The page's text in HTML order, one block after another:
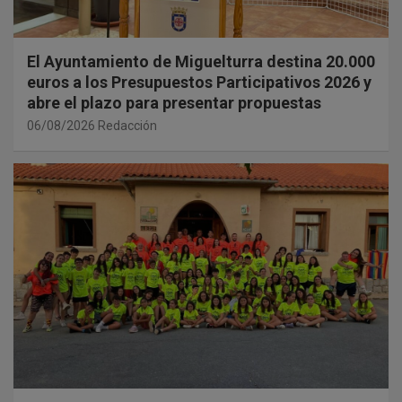
El Ayuntamiento de Miguelturra destina 20.000
euros a los Presupuestos Participativos 2026 y
abre el plazo para presentar propuestas
06/08/2026 Redacción